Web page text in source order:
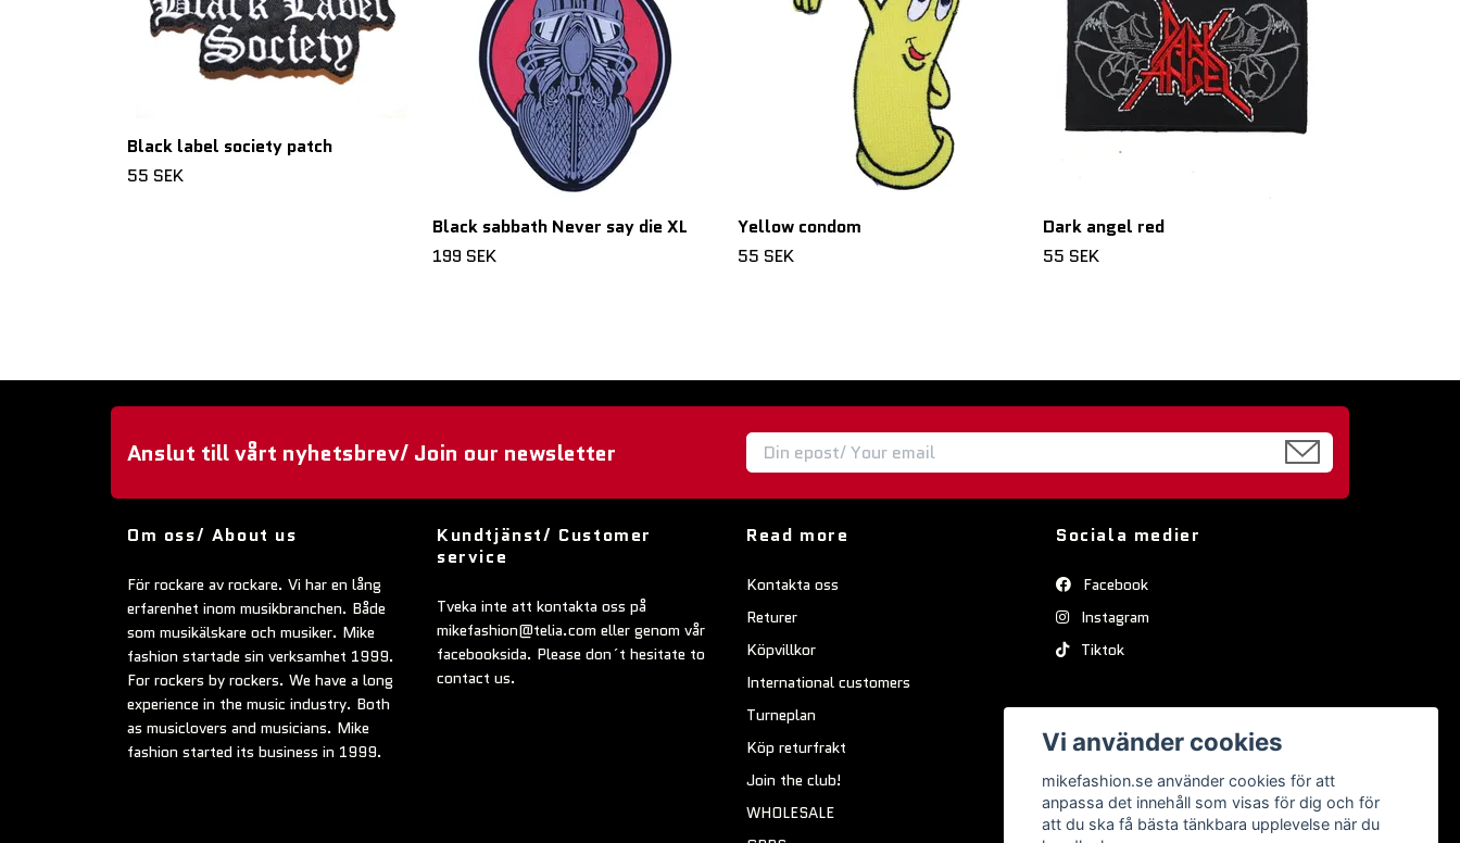
Black label society patch
55 SEK
Black sabbath Never say die XL
199 SEK
Yellow condom
55 SEK
Dark angel red
55 SEK
Anslut till vårt nyhetsbrev/ Join our newsletter
Om oss/ About us
För rockare av rockare. Vi har en lång
erfarenhet inom musikbranchen. Både
som musikälskare och musiker. Mike
fashion startade sin verksamhet 1999.
For rockers by rockers. We have a long
experience in the music industry. Both
as musiclovers and musicians. Mike
fashion started its business in 1999.
Kundtjänst/ Customer
service
Tveka inte att kontakta oss på
mikefashion@telia.com eller genom vår
facebooksida. Please don´t hesitate to
contact us.
Read more
Kontakta oss
Returer
Köpvillkor
International customers
Turneplan
Köp returfrakt
Join the club!
WHOLESALE
Sociala medier
Facebook
Instagram
Tiktok
Vi använder cookies
mikefashion.se använder cookies för att
anpassa det innehåll som visas för dig och för
att du ska få bästa tänkbara upplevelse när du